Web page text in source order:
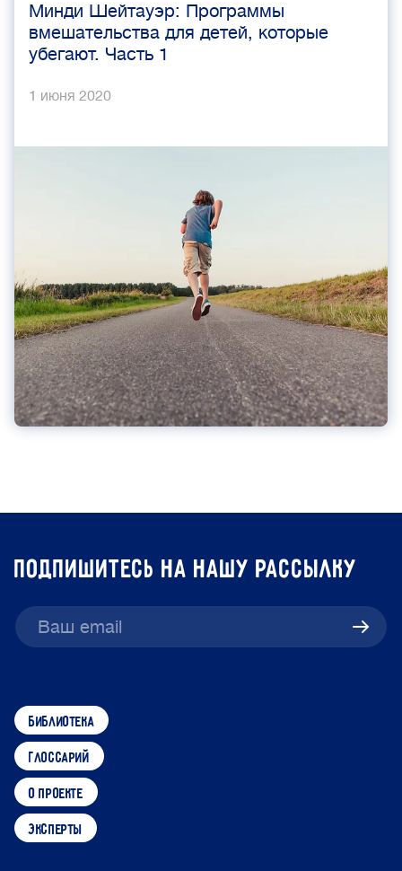
Минди Шейтауэр: Программы
вмешательства для детей, которые
убегают. Часть 1
1 июня 2020
подпишитесь на нашу рассылку
библиотека
глоссарий
о проекте
эксперты